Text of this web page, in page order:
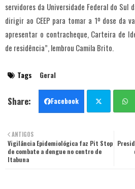
servidores da Universidade Federal do Sul
dirigir ao CEEP para tomar a 1º dose da
apresentar o contracheque, Carteira de
de residência”, lembrou Camila Brito.
Tags Geral
Facebook
ter tsa
ANTIGOS
Vigilância Epidemiológica faz Pit Stop
de combate a dengue no centro de
Itabuna